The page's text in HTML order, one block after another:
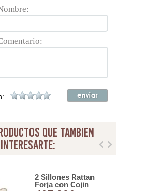
que tambien
2 Sillones Rattan
Forja con Cojin